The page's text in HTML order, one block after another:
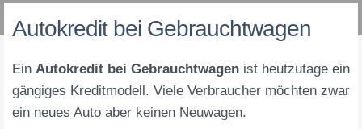
Autokredit bei Gebrauchtwagen
Ein Autokredit bei Gebrauchtwagen ist heutzutage ein
gängiges Kreditmodell. Viele Verbraucher möchten zwar
ein neues Auto aber keinen Neuwagen.